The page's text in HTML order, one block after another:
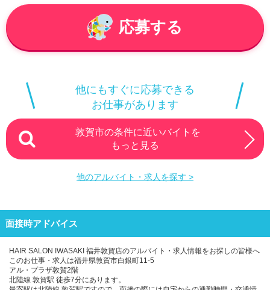
応募する
他にもすぐに応募できる
お仕事があります
敦賀市の条件に近いバイトを
もっと見る
他のアルバイト・求人を探す >
面接時アドバイス
HAIR SALON IWASAKI 福井敦賀店のアルバイト・求人情報をお探しの皆様へ
このお仕事・求人は福井県敦賀市白銀町11-5
アル・プラザ敦賀2階
北陸線 敦賀駅 徒歩7分にあります。